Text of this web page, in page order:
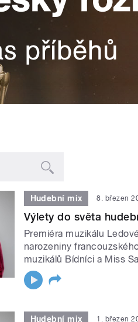
Hudební mix 8. březen
Výlety do světa
Premiéra muzikálu
narozeniny
muzikálů Bídníci a Miss
Hudební mix 1. březen